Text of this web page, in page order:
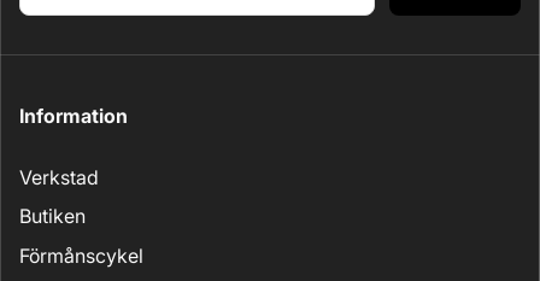
Information
Verkstad
Butiken
Förmånscykel